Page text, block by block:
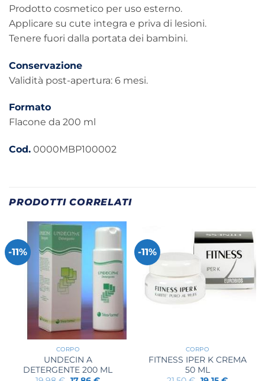
Prodotto cosmetico per uso esterno.
Applicare su cute integra e priva di lesioni.
Tenere fuori dalla portata dei bambini.
Conservazione
Validità post-apertura: 6 mesi.
Formato
Flacone da 200 ml
Cod. 0000MBP100002
PRODOTTI CORRELATI
-11%
CORPO
UNDECIN A
DETERGENTE 200 ML
-11%
CORPO
FITNESS IPER K CREMA
50 ML